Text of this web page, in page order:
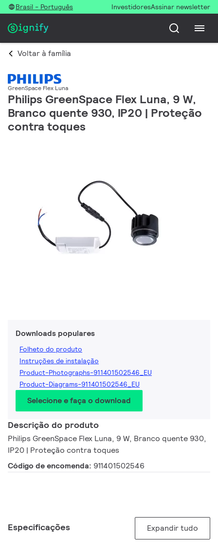
Brasil - Português InvestidoresAssinar newsletter
Voltar à família
GreenSpace Flex Luna
Philips GreenSpace Flex Luna, 9 W,
Branco quente 930, IP20 | Proteção
contra toques
Downloads populares
Folheto do produto
Instruções de instalação
Product-Photographs-911401502546_EU
Product-Diagrams-911401502546_EU
Selecione e faça o download
Descrição do produto
Philips GreenSpace Flex Luna, 9 W, Branco quente 930,
IP20 | Proteção contra toques
Código de encomenda: 911401502546
Especificações Expandir tudo